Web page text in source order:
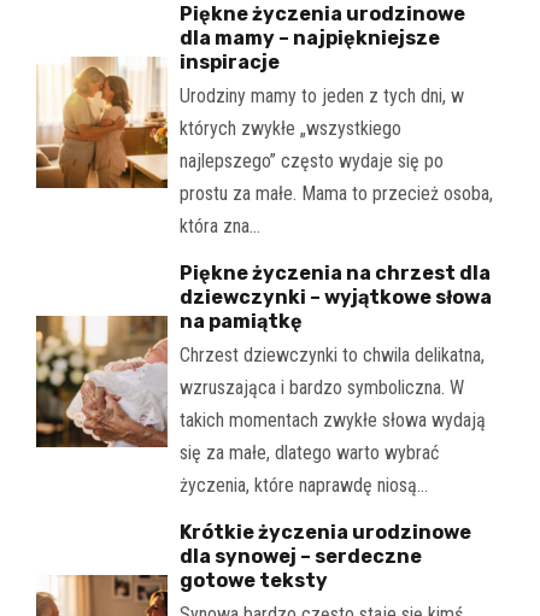
Piękne życzenia urodzinowe
dla mamy – najpiękniejsze
inspiracje
Urodziny mamy to jeden z tych dni, w
których zwykłe „wszystkiego
najlepszego” często wydaje się po
prostu za małe. Mama to przecież osoba,
która zna…
Piękne życzenia na chrzest dla
dziewczynki – wyjątkowe słowa
na pamiątkę
Chrzest dziewczynki to chwila delikatna,
wzruszająca i bardzo symboliczna. W
takich momentach zwykłe słowa wydają
się za małe, dlatego warto wybrać
życzenia, które naprawdę niosą…
Krótkie życzenia urodzinowe
dla synowej – serdeczne
gotowe teksty